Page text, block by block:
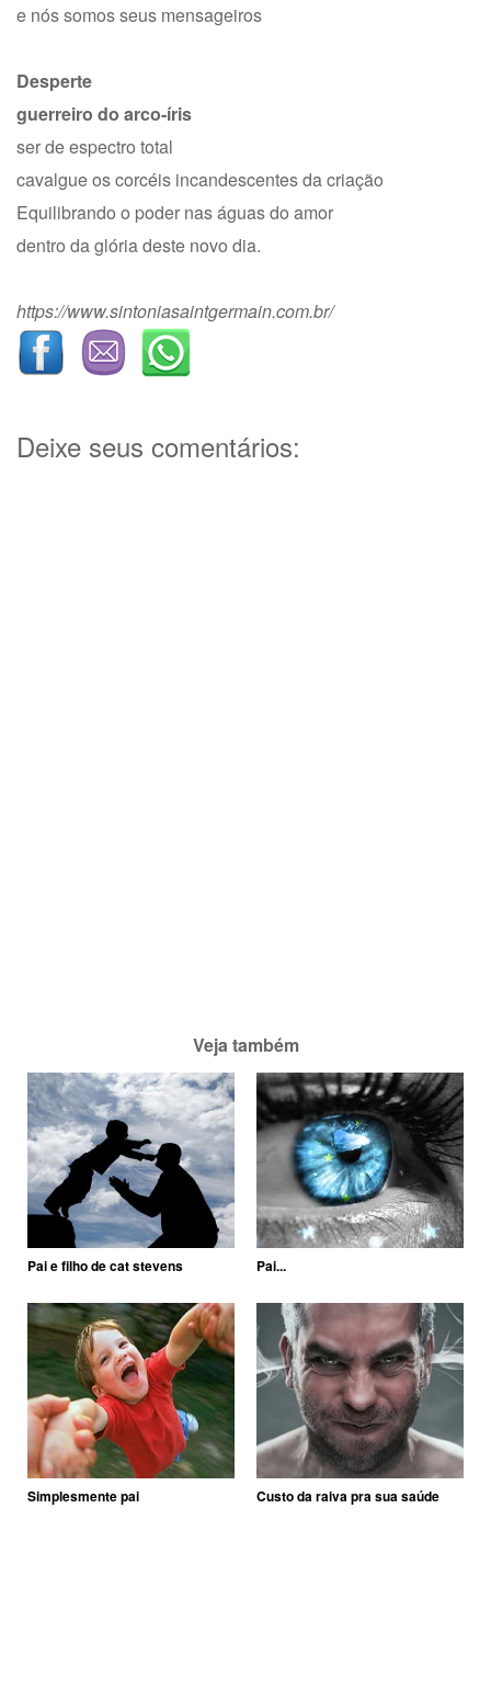
e nós somos seus mensageiros
Desperte
guerreiro do arco-íris
ser de espectro total
cavalgue os corcéis incandescentes da criação
Equilibrando o poder nas águas do amor
dentro da glória deste novo dia.
https://www.sintoniasaintgermain.com.br/
Deixe seus comentários:
Veja também
Pai e filho de cat stevens Pai...
Simplesmente pai Custo da raiva pra sua saúde